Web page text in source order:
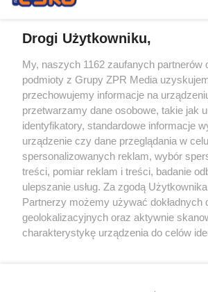
Żaden utwór zamieszczony w serwisie nie może
rozpowszechniany lub dalej rozpowszechniany w
tym także elektroniczny lub mechaniczny) na
eksploatacji w jakiejkolwiek formie, włącznie z
Internecie bez pisemnej zgody właściciela praw.
wykorzystanie utworów w całości lub w części z
tzn. bez właściwej zgody, jest zabronione pod
ścigane prawnie.
Drogi Użytkowniku,
My, naszych 1162 zaufanych partnerów
podmioty z Grupy ZPR Media
przechowujemy informacje na
przetwarzamy dane osobowe, takie jak
identyfikatory, standardowe informacje
urządzenie czy dane przeglądania w
spersonalizowanych reklam, wybór
treści, pomiar reklam i treści, badanie
ulepszanie usług. Za zgodą
Partnerzy możemy używać dokładnych
geolokalizacyjnych oraz aktywnie
charakterystykę urządzenia do celów